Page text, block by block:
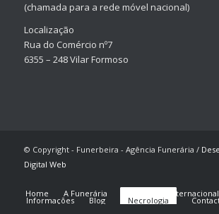
(chamada para a rede móvel nacional)
Localização
Rua do Comércio nº7
6355 – 248 Vilar Formoso
© Copyright - Funerbeira - Agência Funerária /
Digital Web
Home A Funerária Internacional
Informações Blog Necrologia